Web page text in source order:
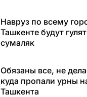
Навруз по всему
Ташкенте будут
сумаляк
Обязаны все, не
куда пропали урны
Ташкента